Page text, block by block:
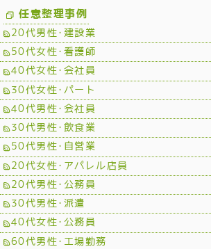
任意整理事例
20代男性･建設業
50代女性･看護師
40代女性･会社員
30代女性･パート
40代男性･会社員
30代男性･飲食業
50代男性･自営業
20代女性･アパレル店員
20代男性･公務員
30代男性･派遣
40代女性･公務員
60代男性･工場勤務